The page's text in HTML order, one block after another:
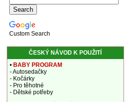
Custom Search
ČESKÝ NÁVOD K POUŽITÍ
• BABY PROGRAM
- Autosedačky
- Kočárky
- Pro těhotné
- Dětské potřeby